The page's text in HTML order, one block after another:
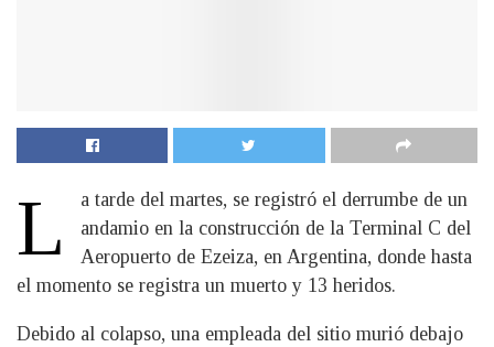
L
a tarde del martes, se registró el derrumbe de un
andamio en la construcción de la Terminal C del
Aeropuerto de Ezeiza, en Argentina, donde hasta
el momento se registra un muerto y 13 heridos.
Debido al colapso, una empleada del sitio murió debajo